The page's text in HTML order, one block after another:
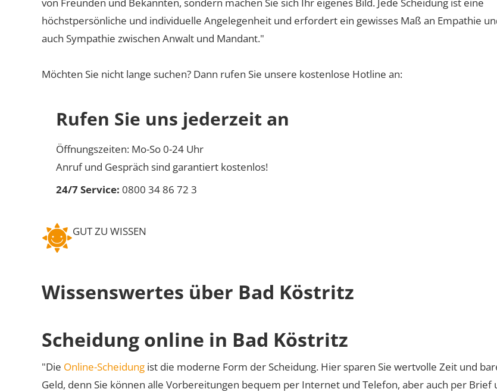
höchstpersönliche und individuelle Angelegenheit und erfordert ein gewisses Maß an Empathie
auch Sympathie zwischen Anwalt und Mandant."
Möchten Sie nicht lange suchen? Dann rufen Sie unsere kostenlose Hotline an:
Rufen Sie uns jederzeit an
Öffnungszeiten: Mo-So 0-24 Uhr
Anruf und Gespräch sind garantiert kostenlos!
24/7 Service: 0800 34 86 72 3
GUT ZU WISSEN
Wissenswertes über Bad Köstritz
Scheidung online in Bad Köstritz
"Die Online-Scheidung ist die moderne Form der Scheidung. Hier sparen Sie wertvolle Zeit und
Geld, denn Sie können alle Vorbereitungen bequem per Internet und Telefon, aber auch per Brief